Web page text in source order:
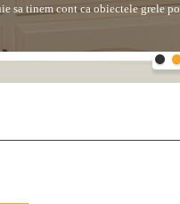
sa tinem cont ca obiectele grele
la patare in cazul in care petele